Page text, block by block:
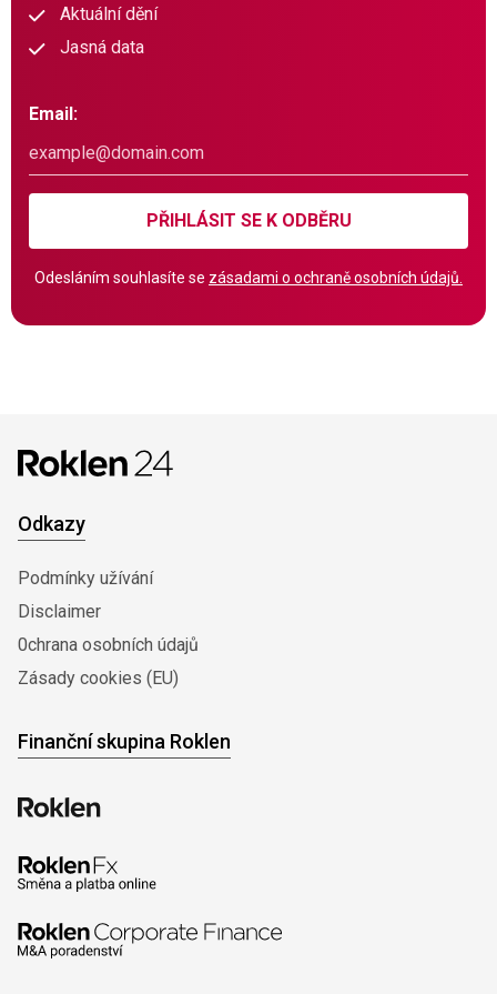
Aktuální dění
Jasná data
Email:
PŘIHLÁSIT SE K ODBĚRU
Odesláním souhlasíte se zásadami o ochraně osobních údajů.
Odkazy
Podmínky užívání
Disclaimer
0chrana osobních údajů
Zásady cookies (EU)
Finanční skupina Roklen